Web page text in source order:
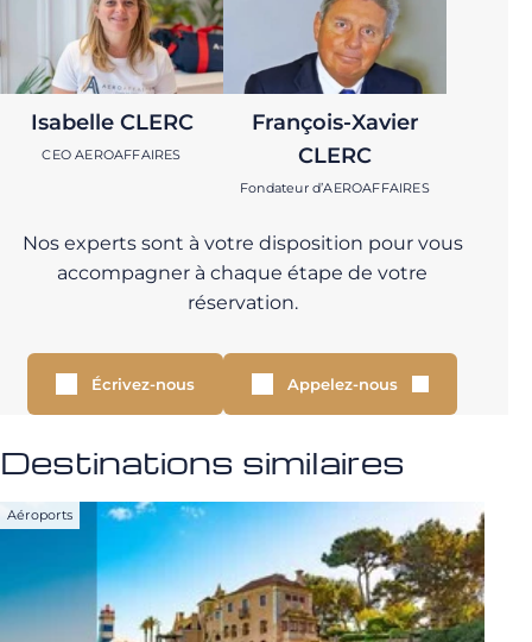
Isabelle CLERC
CEO AEROAFFAIRES
François-Xavier
CLERC
Fondateur d’AEROAFFAIRES
Nos experts sont à votre disposition pour vous
accompagner à chaque étape de votre
réservation.
Écrivez-nous Appelez-nous
Destinations similaires
Aéroports